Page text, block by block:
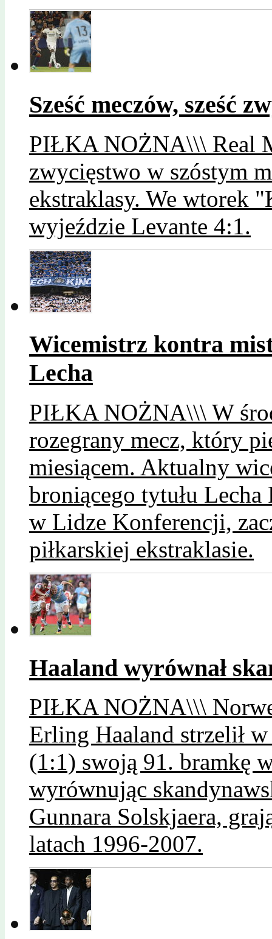
Sześć meczów, sześć
PIŁKA NOŻNA\\\ Real
zwycięstwo w szóstym
ekstraklasy. We wtorek
wyjeździe Levante 4:1.
Wicemistrz kontra
Lecha
PIŁKA NOŻNA\\\ W
rozegrany mecz, który
miesiącem. Aktualny
broniącego tytułu Lecha
w Lidze Konferencji,
piłkarskiej ekstraklasie.
Haaland wyrównał
PIŁKA NOŻNA\\\
Erling Haaland strzelił
(1:1) swoją 91. bramkę
wyrównując
Gunnara Solskjaera,
latach 1996-2007.